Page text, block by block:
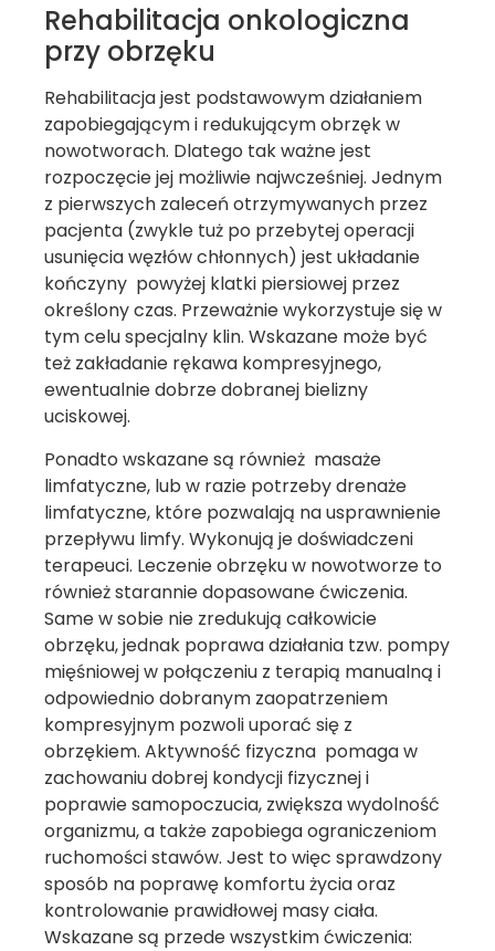
Rehabilitacja onkologiczna
przy obrzęku
Rehabilitacja jest podstawowym działaniem
zapobiegającym i redukującym obrzęk w
nowotworach. Dlatego tak ważne jest
rozpoczęcie jej możliwie najwcześniej. Jednym
z pierwszych zaleceń otrzymywanych przez
pacjenta (zwykle tuż po przebytej operacji
usunięcia węzłów chłonnych) jest układanie
kończyny powyżej klatki piersiowej przez
określony czas. Przeważnie wykorzystuje się w
tym celu specjalny klin. Wskazane może być
też zakładanie rękawa kompresyjnego,
ewentualnie dobrze dobranej bielizny
uciskowej.
Ponadto wskazane są również masaże
limfatyczne, lub w razie potrzeby drenaże
limfatyczne, które pozwalają na usprawnienie
przepływu limfy. Wykonują je doświadczeni
terapeuci. Leczenie obrzęku w nowotworze to
również starannie dopasowane ćwiczenia.
Same w sobie nie zredukują całkowicie
obrzęku, jednak poprawa działania tzw. pompy
mięśniowej w połączeniu z terapią manualną i
odpowiednio dobranym zaopatrzeniem
kompresyjnym pozwoli uporać się z
obrzękiem. Aktywność fizyczna pomaga w
zachowaniu dobrej kondycji fizycznej i
poprawie samopoczucia, zwiększa wydolność
organizmu, a także zapobiega ograniczeniom
ruchomości stawów. Jest to więc sprawdzony
sposób na poprawę komfortu życia oraz
kontrolowanie prawidłowej masy ciała.
Wskazane są przede wszystkim ćwiczenia: